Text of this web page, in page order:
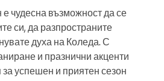
чудесна възможност да се
си, да разпространите
духа на Коледа. С
и празнични акценти
успешен и приятен сезон